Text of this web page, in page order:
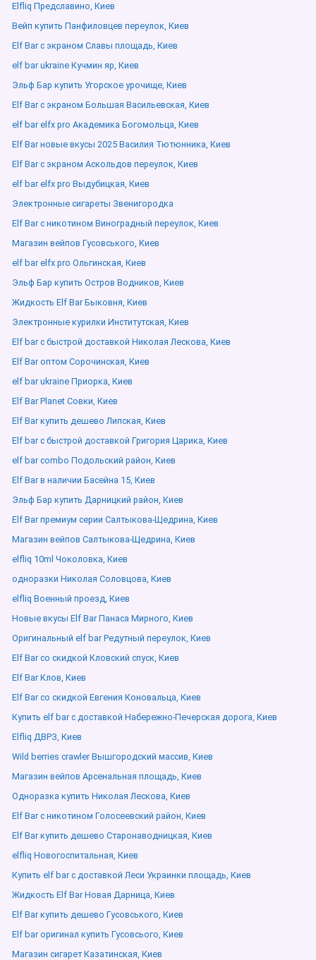
Elfliq Предславино, Киев
Вейп купить Панфиловцев переулок, Киев
Elf Bar с экраном Славы площадь, Киев
elf bar ukraine Кучмин яр, Киев
Эльф Бар купить Угорское урочище, Киев
Elf Bar с экраном Большая Васильевская, Киев
elf bar elfx pro Академика Богомольца, Киев
Elf Bar новые вкусы 2025 Василия Тютюнника, Киев
Elf Bar с экраном Аскольдов переулок, Киев
elf bar elfx pro Выдубицкая, Киев
Электронные сигареты Звенигородка
Elf Bar с никотином Виноградный переулок, Киев
Магазин вейпов Гусовського, Киев
elf bar elfx pro Ольгинская, Киев
Эльф Бар купить Остров Водников, Киев
Жидкость Elf Bar Быковня, Киев
Электронные курилки Институтская, Киев
Elf bar с быстрой доставкой Николая Лескова, Киев
Elf Bar оптом Сорочинская, Киев
elf bar ukraine Приорка, Киев
Elf Bar Planet Совки, Киев
Elf Bar купить дешево Липская, Киев
Elf bar с быстрой доставкой Григория Царика, Киев
elf bar combo Подольский район, Киев
Elf Bar в наличии Басейна 15, Киев
Эльф Бар купить Дарницкий район, Киев
Elf Bar премиум серии Салтыкова-Щедрина, Киев
Магазин вейпов Салтыкова-Щедрина, Киев
elfliq 10ml Чоколовка, Киев
одноразки Николая Соловцова, Киев
elfliq Военный проезд, Киев
Новые вкусы Elf Bar Панаса Мирного, Киев
Оригинальный elf bar Редутный переулок, Киев
Elf Bar со скидкой Кловский спуск, Киев
Elf Bar Клов, Киев
Elf Bar со скидкой Евгения Коновальца, Киев
Купить elf bar с доставкой Набережно-Печерская дорога, Киев
Elfliq ДВРЗ, Киев
Wild berries crawler Вышгородский массив, Киев
Магазин вейпов Арсенальная площадь, Киев
Одноразка купить Николая Лескова, Киев
Elf Bar с никотином Голосеевский район, Киев
Elf Bar купить дешево Старонаводницкая, Киев
elfliq Новогоспитальная, Киев
Купить elf bar с доставкой Леси Украинки площадь, Киев
Жидкость Elf Bar Новая Дарница, Киев
Elf Bar купить дешево Гусовського, Киев
Elf bar оригинал купить Гусовсього, Киев
Магазин сигарет Казатинская, Киев